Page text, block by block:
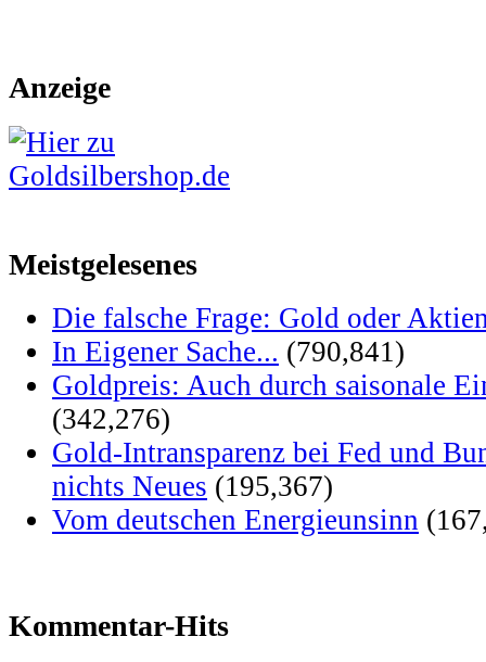
Anzeige
Meistgelesenes
Die falsche Frage: Gold oder
In Eigener Sache... (790,841)
Goldpreis: Auch durch saisonale
(342,276)
Gold-Intransparenz bei Fed und
nichts Neues (195,367)
Vom deutschen Energieunsinn
Kommentar-Hits